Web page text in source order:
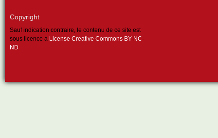
Copyright
Sauf indication contraire, le contenu de ce site est
sous licence a License Creative Commons BY-NC-
ND